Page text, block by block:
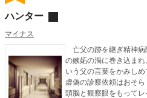
ハンター
マイナス
亡父の跡を継ぎ精神病
の嫉妬の渦に巻き込ま
いう父の言葉をかみし
虚偽の診察依頼はおそ
頭脳と観察眼をもって